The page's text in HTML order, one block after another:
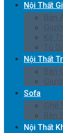
Nội Thất
Nội Thất
Sofa
Nội Thất